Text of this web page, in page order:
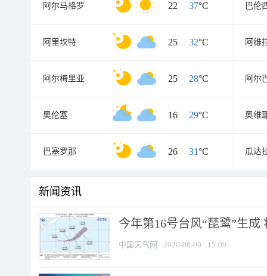
阿尔马格罗 22 / 37°C 巴伦
阿里坎特 25 / 32°C 阿维
阿尔梅里亚 25 / 28°C 阿尔
奥伦塞 16 / 29°C 奥维
巴塞罗那 26 / 31°C 瓜达
新闻资讯
今年第16号台风“琵鹭”生
中国天气网 2026-08-09 15:09